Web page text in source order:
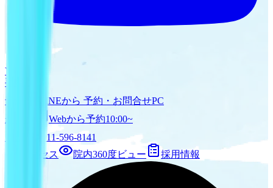
YouTube
手軽に
予約
LINEから 予約・お問合せPC
からも
Webから予約10:00~
011-596-8141
アクセス
院内360度ビュー 採用情報